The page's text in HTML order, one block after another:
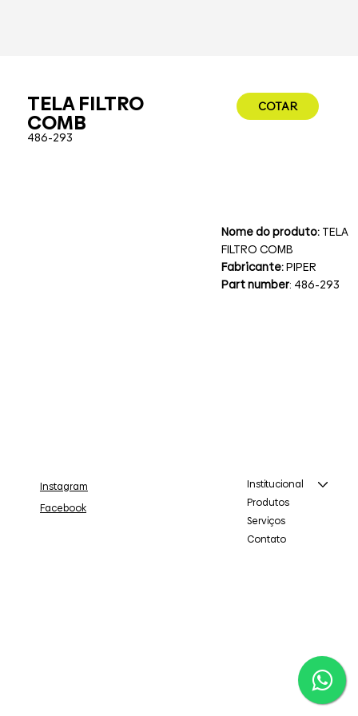
TELA FILTRO
COMB
486-293
COTAR
Nome do produto: TELA
FILTRO COMB
Fabricante:PIPER
Part number: 486-293
Institucional
Produtos
Serviços
Contato
Instagram
Facebook